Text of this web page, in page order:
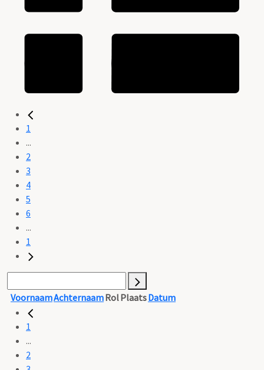
1
...
2
3
4
5
6
...
1
VoornaamAchternaamRolPlaatsDatum
1
...
2